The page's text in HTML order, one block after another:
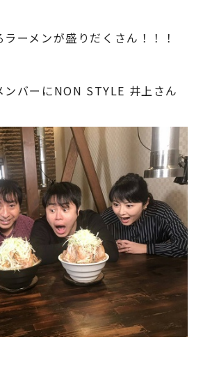
ーメンが盛りだくさん！！！
ンバーにNON STYLE 井上さん